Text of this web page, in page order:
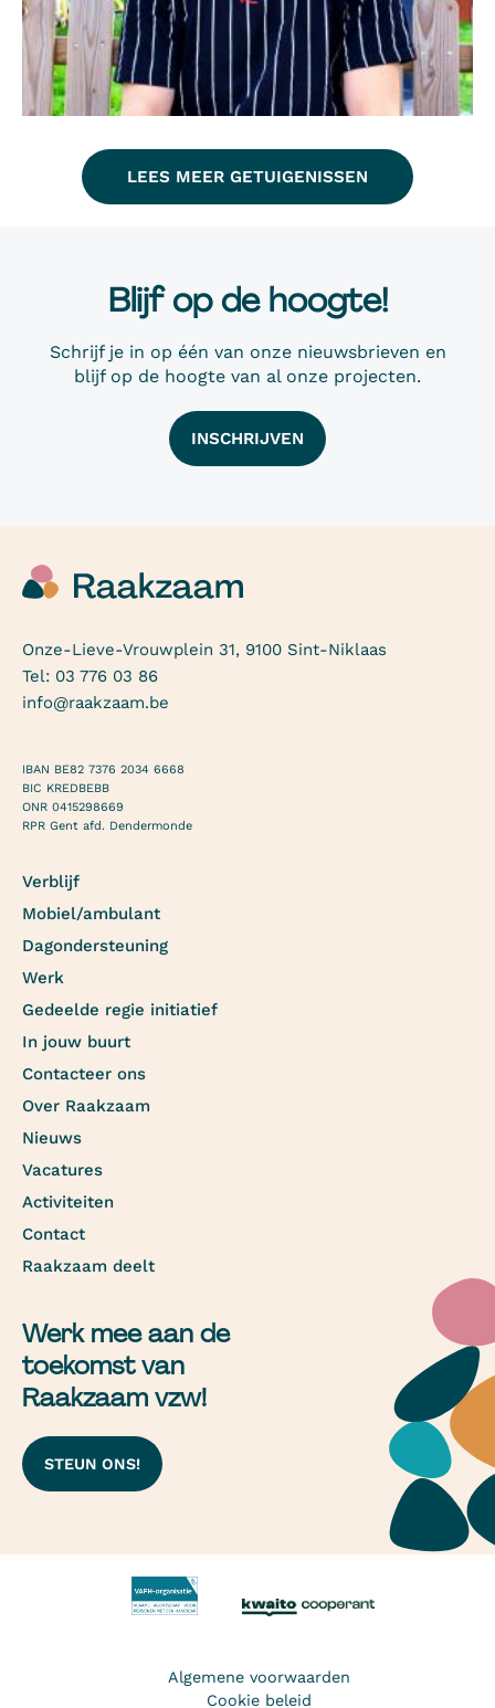
LEES MEER GETUIGENISSEN
Blijf op de hoogte!
Schrijf je in op één van onze nieuwsbrieven en
blijf op de hoogte van al onze projecten.
INSCHRIJVEN
Onze-Lieve-Vrouwplein 31, 9100 Sint-Niklaas
Tel: 03 776 03 86
info@raakzaam.be
IBAN BE82 7376 2034 6668
BIC KREDBEBB
ONR 0415298669
RPR Gent afd. Dendermonde
Verblijf
Mobiel/ambulant
Dagondersteuning
Werk
Gedeelde regie initiatief
In jouw buurt
Contacteer ons
Over Raakzaam
Nieuws
Vacatures
Activiteiten
Contact
Raakzaam deelt
Werk mee aan de
toekomst van
Raakzaam vzw!
STEUN ONS!
Algemene voorwaarden
Cookie beleid